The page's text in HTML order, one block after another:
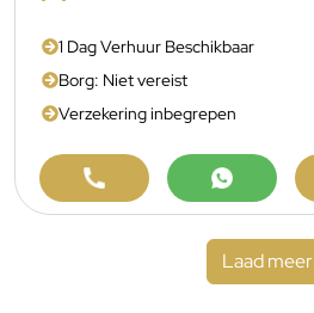
1 Dag Verhuur Beschikbaar
Borg: Niet vereist
Verzekering inbegrepen
Laad meer